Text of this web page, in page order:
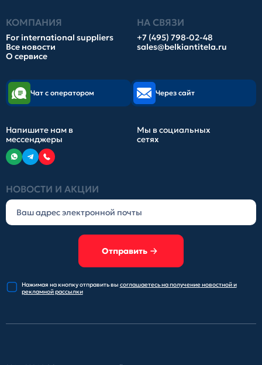
КОМПАНИЯ
For international suppliers
Все новости
О сервисе
НА СВЯЗИ
+7 (495) 798-02-48
sales@belkiantitela.ru
НОВОСТИ И АКЦИИ
Отправить
Нажимая на кнопку отправитьвы соглашаетесь на получениеновостной и
рекламной рассылки
Чат с оператором Через сайт
Напишите нам в
мессенджеры
Мы в социальных
сетях